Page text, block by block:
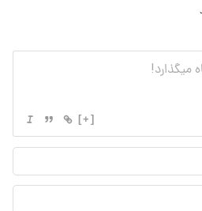
[+]
نام